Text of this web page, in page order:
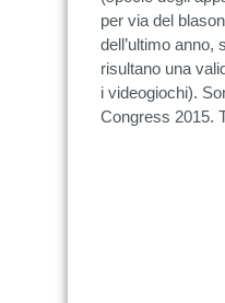
per via del
dell’ultimo
risultano una
i videogiochi).
Congress 2015.